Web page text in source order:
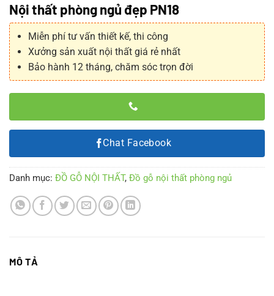
Nội thất phòng ngủ đẹp PN18
Miễn phí tư vấn thiết kế, thi công
Xưởng sản xuất nội thất giá rẻ nhất
Bảo hành 12 tháng, chăm sóc trọn đời
Chat Facebook
Danh mục: ĐỒ GỖ NỘI THẤT, Đồ gỗ nội thất phòng ngủ
MÔ TẢ